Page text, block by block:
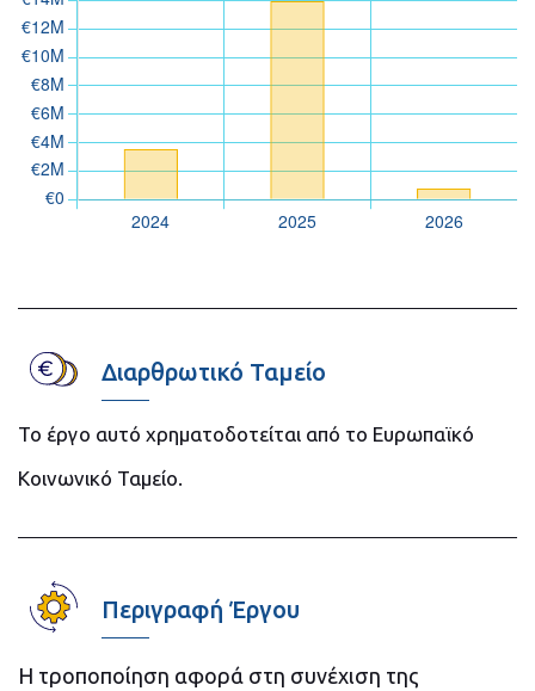
Διαρθρωτικό Ταμείο
Το έργο αυτό χρηματοδοτείται από το Ευρωπαϊκό
Κοινωνικό Ταμείο.
Περιγραφή Έργου
Η τροποποίηση αφορά στη συνέχιση της